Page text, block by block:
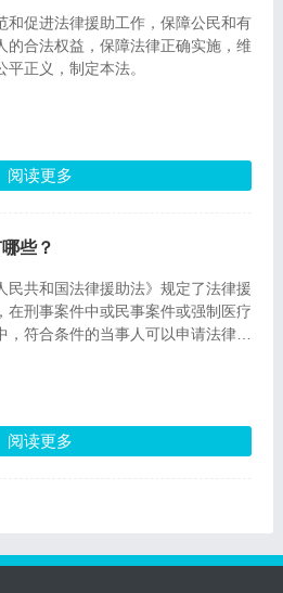
和促进法律援助工作，保障公民和有
的合法权益，保障法律正确实施，维
平正义，制定本法。
阅读更多
些？
民共和国法律援助法》规定了法律援
在刑事案件中或民事案件或强制医疗
，符合条件的当事人可以申请法律援
阅读更多